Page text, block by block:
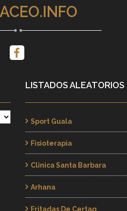
LISTADOS ALEATORIOS
Sport Guala
Fisioterapia
Clinica Santa Barbara
Arhana
Fritadas De Certag